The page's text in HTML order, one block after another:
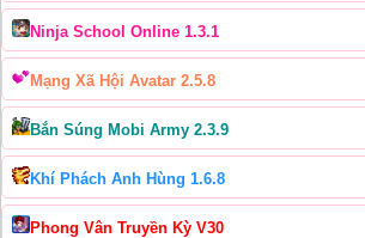
Ninja School Online 1.3.1
Mạng Xã Hội Avatar 2.5.8
Bắn Súng Mobi Army 2.3.9
Khí Phách Anh Hùng 1.6.8
Phong Vân Truyền Kỳ V30